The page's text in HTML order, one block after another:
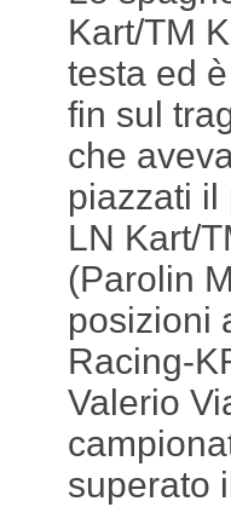
Kart/TM
testa ed
fin sul
che
piazzati il
LN Kart/
(Parolin
posizioni
Racing-
Valerio
superato